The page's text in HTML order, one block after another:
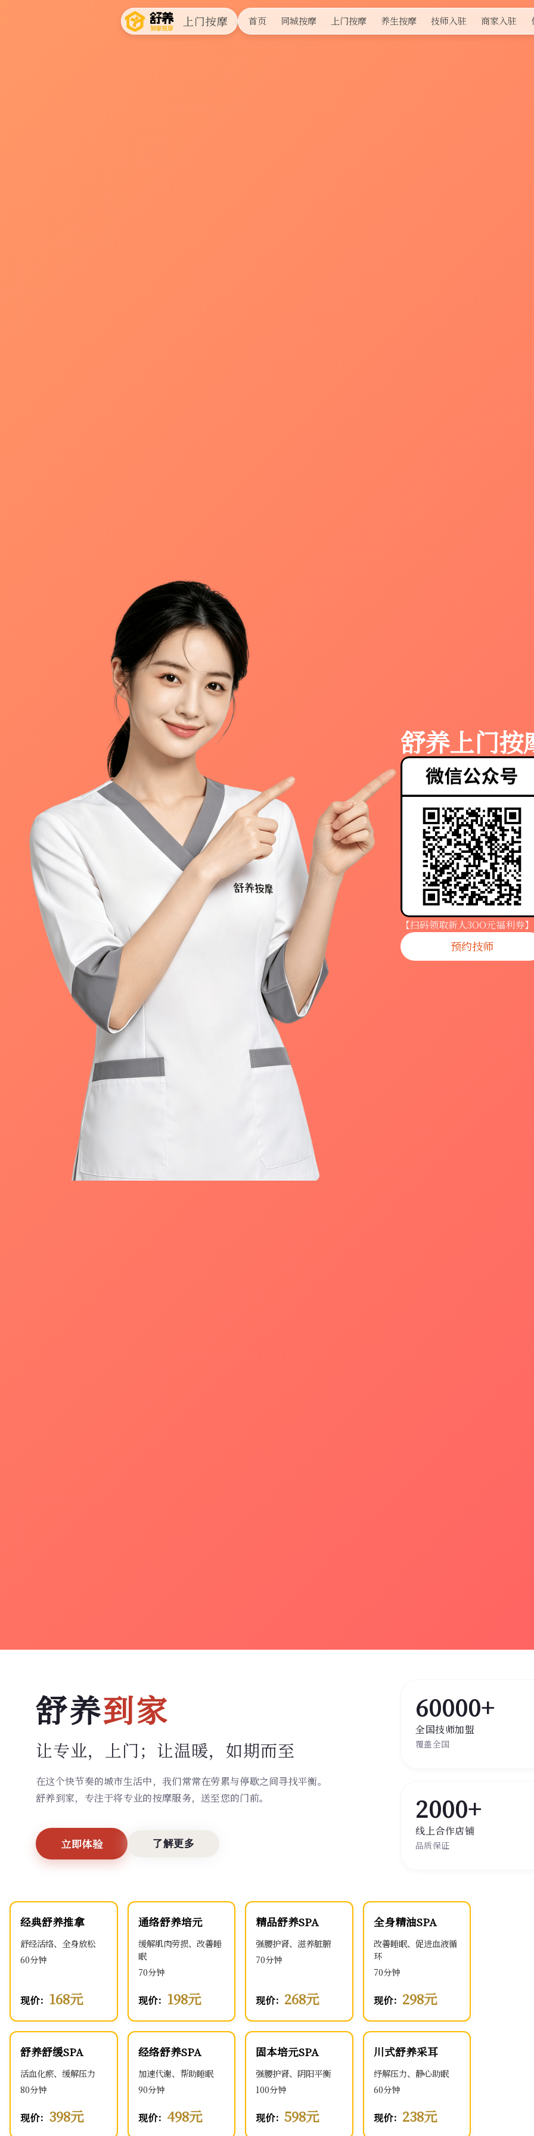
上门按摩 首页 同城按摩 上门按摩 养生按摩 技师入驻 商家入驻
舒养上门按
【扫码领取新人3OO元福利券】
预约技师
舒养到家
让专业，上门； 让温暖，如期而至
在这个快节奏的城市生活中，我们常常在劳累与停歇之间寻找平衡。
舒养到家，专注于将专业的按摩服务，送至您的门前。
立即体验 了解更多
60000+
全国技师加盟
覆盖全国
2000+
线上合作店铺
品质保证
经典舒养推拿
舒经活络、全身放松
60分钟
现价： 168元
通络舒养培元
缓解肌肉劳损、改善睡
眠
70分钟
现价： 198元
精品舒养SPA
强腰护肾、滋养脏腑
70分钟
现价： 268元
全身精油SPA
改善睡眠、促进血液循
环
70分钟
现价： 298元
舒养舒缓SPA
活血化瘀、缓解压力
80分钟
现价： 398元
经络舒养SPA
加速代谢、帮助睡眠
90分钟
现价： 498元
固本培元SPA
强腰护肾、阴阳平衡
100分钟
现价：598元
川式舒养采耳
纾解压力、静心助眠
60分钟
现价： 238元